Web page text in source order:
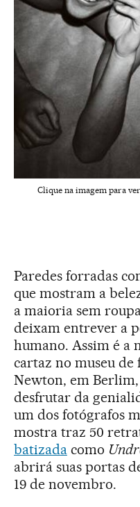
Clique na imagem para
Paredes forradas
que mostram a
a maioria sem
deixam entrever a
humano. Assim é a
cartaz no museu
Newton, em Berlim,
desfrutar da
um dos fotógrafos
mostra traz 50
batizadacomo
abrirá suas portas
19 de novembro.